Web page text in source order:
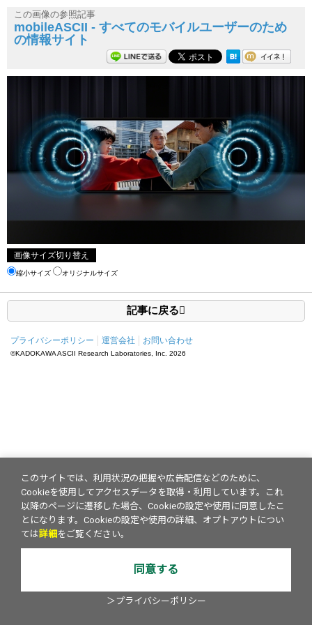
この画像の参照記事
mobileASCII - すべてのモバイルユーザーのため
の情報サイト
画像サイズ切り替え
縮小サイズ オリジナルサイズ
記事に戻る
プライバシーポリシー 運営会社 お問い合わせ
©KADOKAWA ASCII Research Laboratories, Inc. 2026
このサイトでは、利用状況の把握や広告配信などのために、
Cookieを使用してアクセスデータを取得・利用しています。これ
以降のページに遷移した場合、Cookieの設定や使用に同意したこ
とになります。Cookieの設定や使用の詳細、オプトアウトについ
ては詳細 をご覧ください。
同意する
＞プライバシーポリシー